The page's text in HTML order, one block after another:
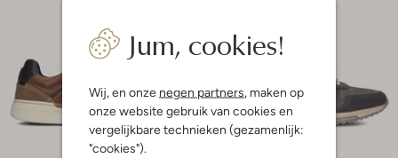
Jum, cookies!
Wij, en onze negen partners , maken op
onze website gebruik van cookies en
vergelijkbare technieken (gezamenlijk:
"cookies").